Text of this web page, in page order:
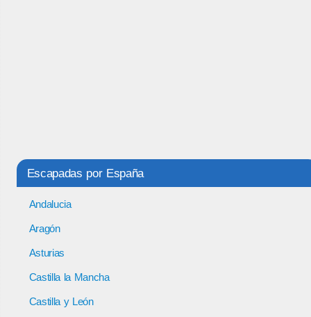
Escapadas por España
Andalucia
Aragón
Asturias
Castilla la Mancha
Castilla y León